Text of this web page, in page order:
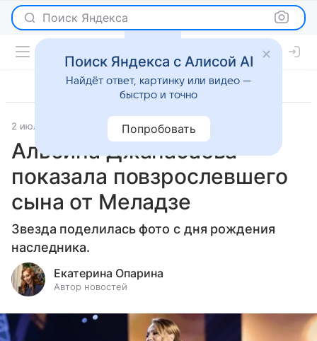
Поиск Яндекса
2 июля 2024 Светская жизнь
Альбина Джанабаева
показала повзрослевшего
сына от Меладзе
Звезда поделилась фото с дня рождения
наследника.
Екатерина Опарина
Автор новостей
Поиск Яндекса с Алисой AI
Найдёт ответ, картинку или видео —
быстро и точно
Попробовать